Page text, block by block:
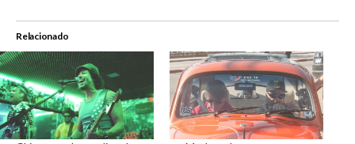
Relacionado